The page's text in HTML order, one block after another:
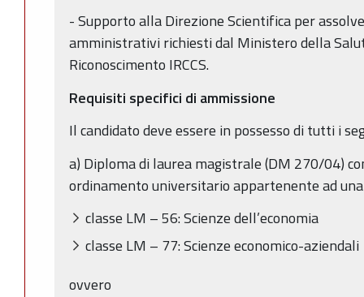
- Supporto alla Direzione Scientifica per
amministrativi richiesti dal Ministero della
Riconoscimento IRCCS.
Requisiti specifici di ammissione
Il candidato deve essere in possesso di tutti i
a) Diploma di laurea magistrale (DM 270/04)
ordinamento universitario appartenente ad
classe LM – 56: Scienze dell’economia
classe LM – 77: Scienze economico-aziendali
ovvero